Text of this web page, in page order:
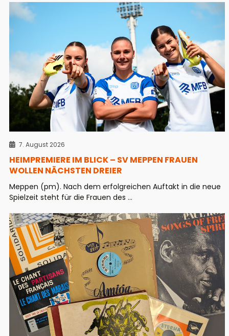
7. August 2026
HEIMPREMIERE IM BLICK – SV MEPPEN FRAUEN
WOLLEN NÄCHSTEN DREIER
Meppen (pm). Nach dem erfolgreichen Auftakt in die neue
Spielzeit steht für die Frauen des ...